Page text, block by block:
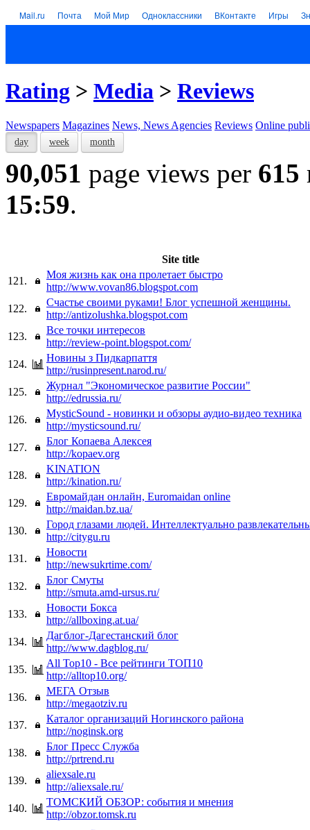
Mail.ru Почта Мой Мир Одноклассники ВКонтакте Игры
Rating > Media > Reviews
Newspapers Magazines News, News Agencies Reviews Online
day week month
90,051 page views per 615
15:59.
Site title
121.
Моя жизнь как она пролетает быстро
http://www.vovan86.blogspot.com
122.
Счастье своими руками! Блог успешной женщины.
http://antizolushka.blogspot.com
123.
Все точки интересов
http://review-point.blogspot.com/
124.
Новины з Пидкарпаття
http://rusinpresent.narod.ru/
125.
Журнал "Экономическое развитие России"
http://edrussia.ru/
126.
MysticSound - новинки и обзоры аудио-видео техника
http://mysticsound.ru/
127.
Блог Копаева Алексея
http://kopaev.org
128.
KINATION
http://kination.ru/
129.
Евромайдан онлайн, Euromaidan online
http://maidan.bz.ua/
130.
Город глазами людей. Интеллектуально
http://citygu.ru
131.
Новости
http://newsukrtime.com/
132.
Блог Смуты
http://smuta.amd-ursus.ru/
133.
Новости Бокса
http://allboxing.at.ua/
134.
Дагблог-Дагестанский блог
http://www.dagblog.ru/
135.
All Top10 - Все рейтинги ТОП10
http://alltop10.org/
136.
МЕГА Отзыв
http://megaotziv.ru
137.
Каталог организаций Ногинского района
http://noginsk.org
138.
Блог Пресс Служба
http://prtrend.ru
139.
aliexsale.ru
http://aliexsale.ru/
140.
ТОМСКИЙ ОБЗОР: события и мнения
http://obzor.tomsk.ru